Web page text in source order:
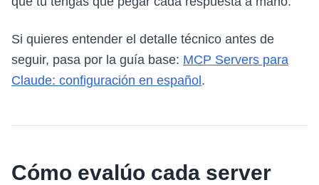
Si quieres entender el detalle técnico antes de
seguir, pasa por la guía base: MCP Servers para
Claude: configuración en español .
Cómo evalúo cada server